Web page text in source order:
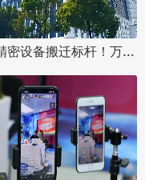
深圳精密设备搬迁标杆！万家灯火圆满完成深圳欣界能源搬迁项目